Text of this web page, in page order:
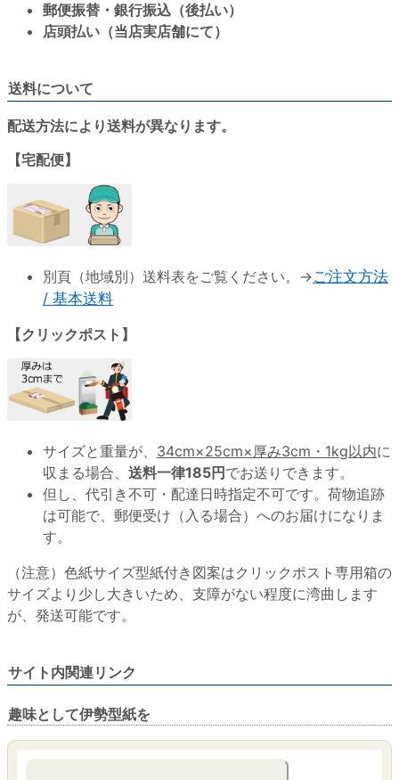
郵便振替・銀行振込（後払い）
店頭払い（当店実店舗にて）
送料について
配送方法により送料が異なります。
【宅配便】
別頁（地域別）送料表をご覧ください。→ご注文方法
/ 基本送料
【クリックポスト】
サイズと重量が、 34cm×25cm×厚み3cm・1kg以内に
収まる場合、 送料一律185円 でお送りできます。
但し、代引き不可・配達日時指定不可です。荷物追跡
は可能で、郵便受け（入る場合）へのお届けになりま
す。
（注意）色紙サイズ型紙付き図案はクリックポスト専用箱の
サイズより少し大きいため、支障がない程度に湾曲します
が、発送可能です。
サイト内関連リンク
趣味として伊勢型紙を